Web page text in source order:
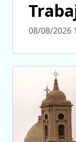
08/08/2026